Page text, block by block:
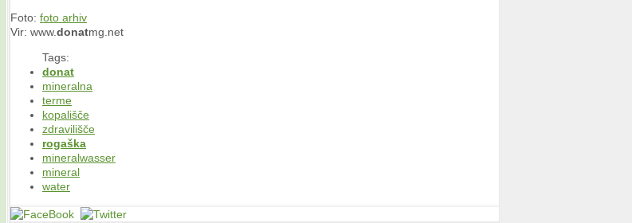
Foto: foto arhiv
Vir: www.donatmg.net
Tags:
donat
mineralna
terme
kopališče
zdravilišče
rogaška
mineralwasser
mineral
water